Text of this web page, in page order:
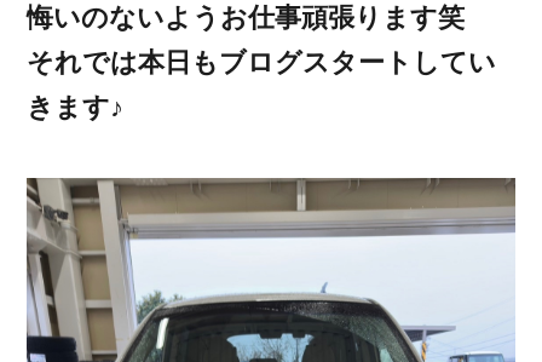
悔いのないようお仕事頑張ります笑
それでは本日もブログスタートしてい
きます♪